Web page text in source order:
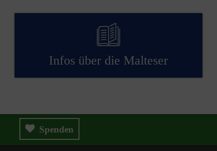
Infos über die Malteser
Spenden